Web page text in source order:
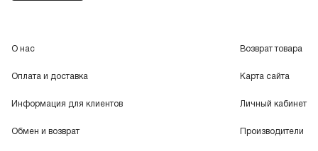
О нас
Оплата и доставка
Информация для клиентов
Обмен и возврат
Возврат товара
Карта сайта
Личный кабинет
Производители